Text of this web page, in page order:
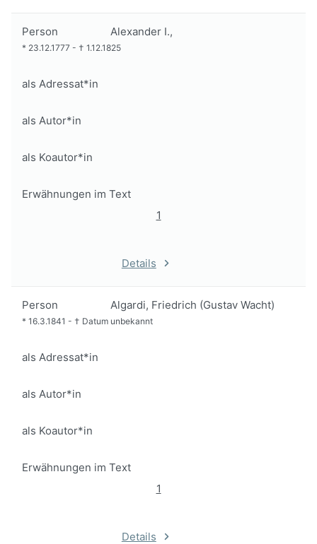
Person Alexander I.,
* 23.12.1777 - † 1.12.1825
als Adressat*in
als Autor*in
als Koautor*in
Erwähnungen im Text
1
Details
Person Algardi, Friedrich (Gustav Wacht)
* 16.3.1841 - † Datum unbekannt
als Adressat*in
als Autor*in
als Koautor*in
Erwähnungen im Text
1
Details